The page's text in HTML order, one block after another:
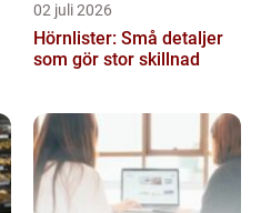
02 juli 2026
Hörnlister: Små detaljer
som gör stor skillnad